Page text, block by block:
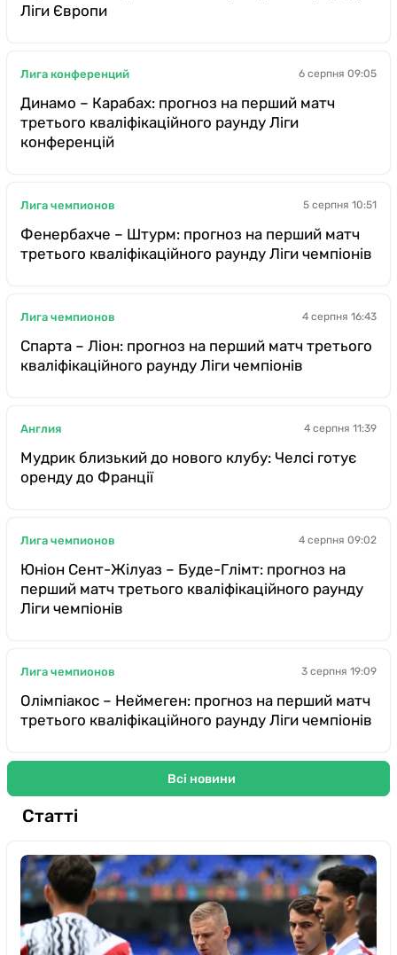
Ліги Європи
Лига конференций 6 серпня 09:05
Динамо – Карабах: прогноз на перший матч
третього кваліфікаційного раунду Ліги
конференцій
Лига чемпионов 5 серпня 10:51
Фенербахче – Штурм: прогноз на перший матч
третього кваліфікаційного раунду Ліги чемпіонів
Лига чемпионов 4 серпня 16:43
Спарта – Ліон: прогноз на перший матч третього
кваліфікаційного раунду Ліги чемпіонів
Англия 4 серпня 11:39
Мудрик близький до нового клубу: Челсі готує
оренду до Франції
Лига чемпионов 4 серпня 09:02
Юніон Сент-Жілуаз – Буде-Глімт: прогноз на
перший матч третього кваліфікаційного раунду
Ліги чемпіонів
Лига чемпионов 3 серпня 19:09
Олімпіакос – Неймеген: прогноз на перший матч
третього кваліфікаційного раунду Ліги чемпіонів
Всі новини
Статті